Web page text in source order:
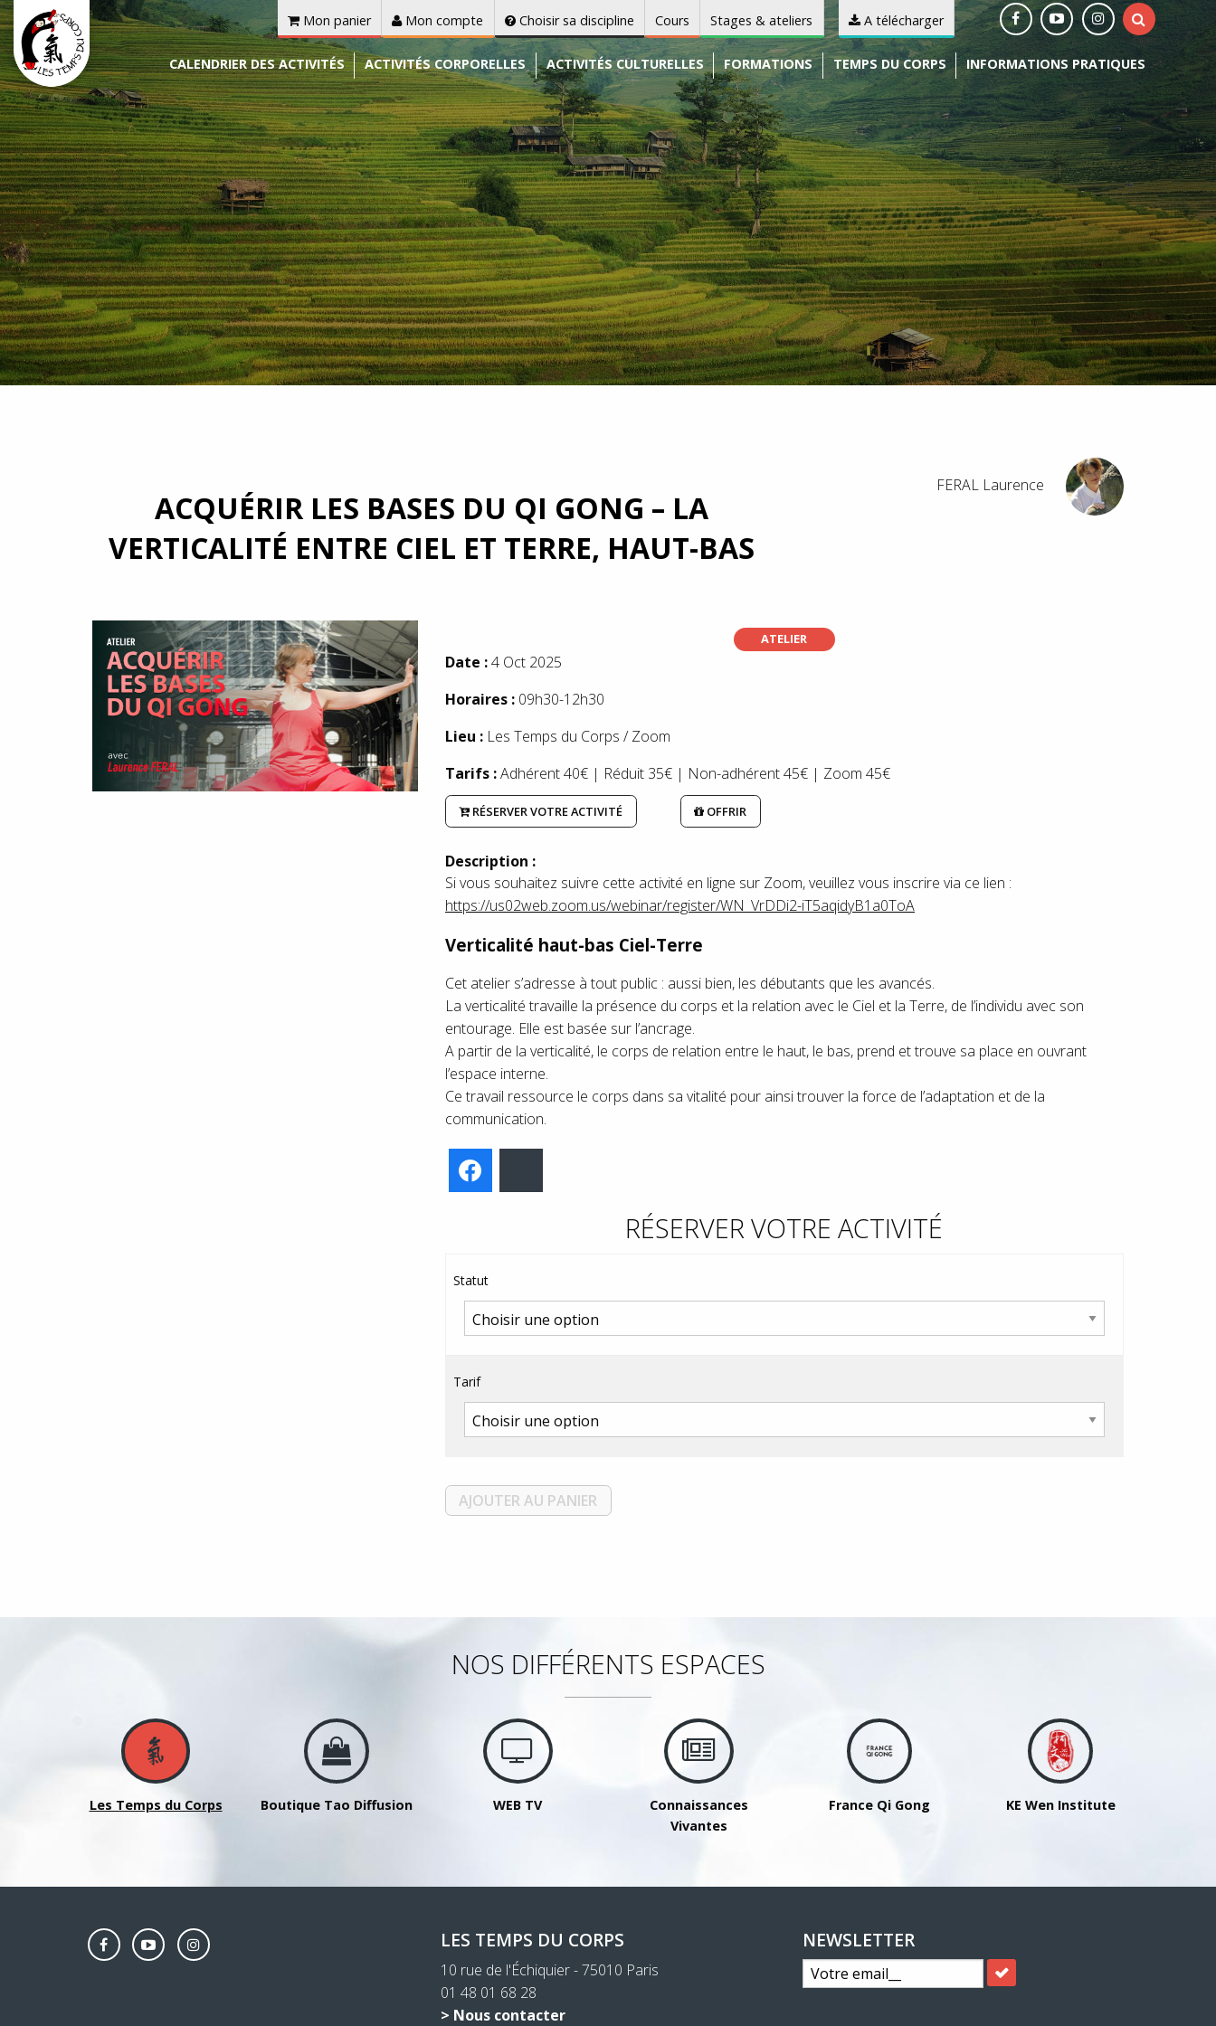
Mon panier Mon compte Choisir sa discipline Cours Stages & ateliers A télécharger
CALENDRIER DES ACTIVITÉS ACTIVITÉS CORPORELLES ACTIVITÉS CULTURELLES FORMATIONS TEMPS DU CORPS INFORMATIONS PRATIQUES
ACQUÉRIR LES BASES DU QI GONG – LA
VERTICALITÉ ENTRE CIEL ET TERRE, HAUT-BAS
FERAL Laurence
ATELIER
Date :4 Oct 2025
Horaires :09h30-12h30
Lieu : Les Temps du Corps / Zoom
Tarifs :Adhérent 40€ | Réduit 35€ | Non-adhérent 45€ | Zoom 45€
RÉSERVER VOTRE ACTIVITÉ OFFRIR
Description :
Si vous souhaitez suivre cette activité en ligne sur Zoom, veuillez vous inscrire via ce lien :
https://us02web.zoom.us/webinar/register/WN_VrDDi2-iT5aqidyB1a0ToA
Verticalité haut-bas Ciel-Terre
Cet atelier s’adresse à tout public : aussi bien, les débutants que les avancés.
La verticalité travaille la présence du corps et la relation avec le Ciel et la Terre, de l’individu avec son
entourage. Elle est basée sur l’ancrage.
A partir de la verticalité, le corps de relation entre le haut, le bas, prend et trouve sa place en ouvrant
l’espace interne.
Ce travail ressource le corps dans sa vitalité pour ainsi trouver la force de l’adaptation et de la
communication.
RÉSERVER VOTRE ACTIVITÉ
Statut
Tarif
AJOUTER AU PANIER
NOS DIFFÉRENTS ESPACES
Les Temps du Corps Boutique Tao Diffusion WEB TV
Connaissances
Vivantes
France Qi Gong KE Wen Institute
LES TEMPS DU CORPS
10 rue de l'Échiquier - 75010 Paris
01 48 01 68 28
> Nous contacter
NEWSLETTER